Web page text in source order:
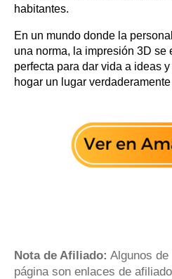
habitantes.
En un mundo donde la
una norma, la impresión 3D se
perfecta para dar vida a ideas
hogar un lugar
Nota de Afiliado: Algunos
página son enlaces de